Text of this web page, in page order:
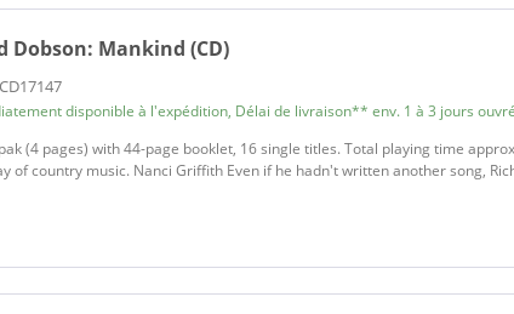
Dobson: Mankind (CD)
disponible à l'expédition, Délai de livraison** env. 1 à 3 jours
(4 pages) with 44-page booklet, 16 single titles. Total playing time
of country music. Nanci Griffith Even if he hadn't written another song,